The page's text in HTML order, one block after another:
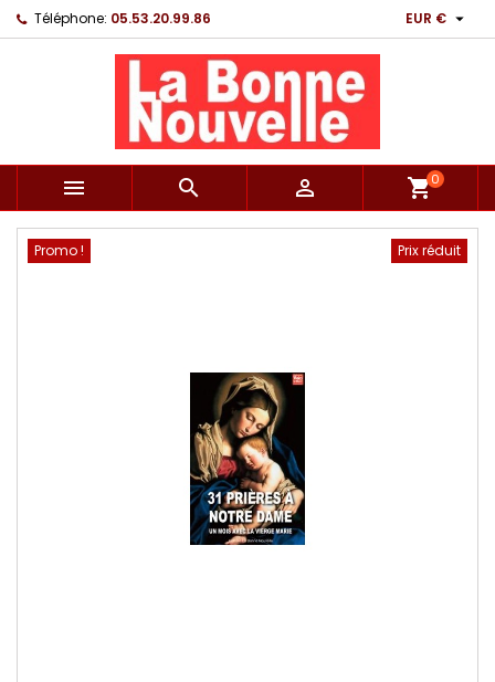
Téléphone: 05.53.20.99.86 EUR € 
   shopping_cart0
Promo ! Prix réduit